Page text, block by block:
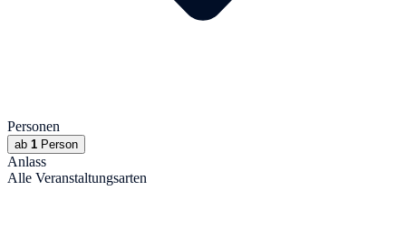
Personen
ab 1 Person
Anlass
Alle Veranstaltungsarten